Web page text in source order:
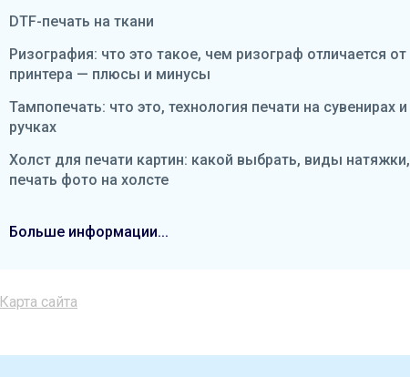
DTF-печать на ткани
Ризография: что это такое, чем ризограф отличается от
принтера — плюсы и минусы
Тампопечать: что это, технология печати на сувенирах и
ручках
Холст для печати картин: какой выбрать, виды натяжки,
печать фото на холсте
Больше информации...
Карта сайта